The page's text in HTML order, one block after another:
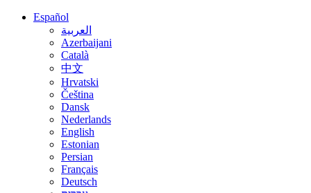
Español
العربية
Azerbaijani
Català
中文
Hrvatski
Čeština
Dansk
Nederlands
English
Estonian
Persian
Français
Deutsch